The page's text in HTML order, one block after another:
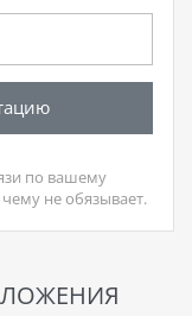
по вашему
не обязывает.